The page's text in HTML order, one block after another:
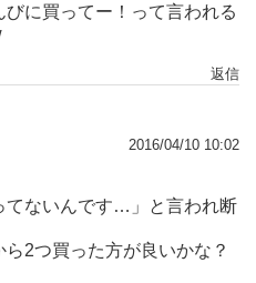
に買ってー！って言われる
返信
2016/04/10 10:02
てないんです…」と言われ断
2つ買った方が良いかな？